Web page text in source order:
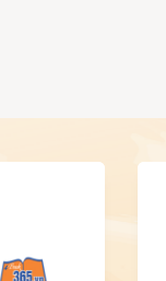
về Hội An.